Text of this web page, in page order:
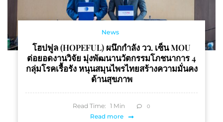
News
โฮปฟูล (HOPEFUL) ผนึกกำลัง วว. เซ็น MOU
ต่อยอดงานวิจัย มุ่งพัฒนานวัตกรรมโภชนาการ 4
กลุ่มโรคเรื้อรัง หนุนสมุนไพรไทยสร้างความมั่นคง
ด้านสุขภาพ
Read Time: 1 Min 0
Read more